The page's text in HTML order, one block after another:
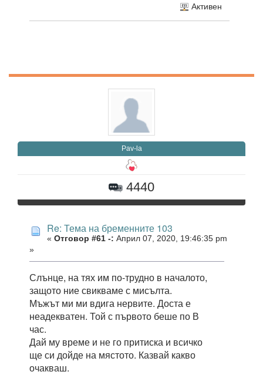
Активен
Pav-la
4440
Re: Тема на бременните 103
« Отговор #61 -: Април 07, 2020, 19:46:35 pm
»
Слънце, на тях им по-трудно в началото,
защото ние свикваме с мисълта.
Мъжът ми ми вдига нервите. Доста е
неадекватен. Той с първото беше по В
час.
Дай му време и не го притиска и всичко
ще си дойде на мястото. Казвай какво
очакваш.